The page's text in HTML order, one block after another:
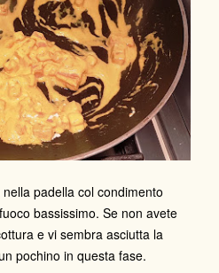
padella col condimento
bassissimo. Se non avete
e vi sembra asciutta la
pochino in questa fase.